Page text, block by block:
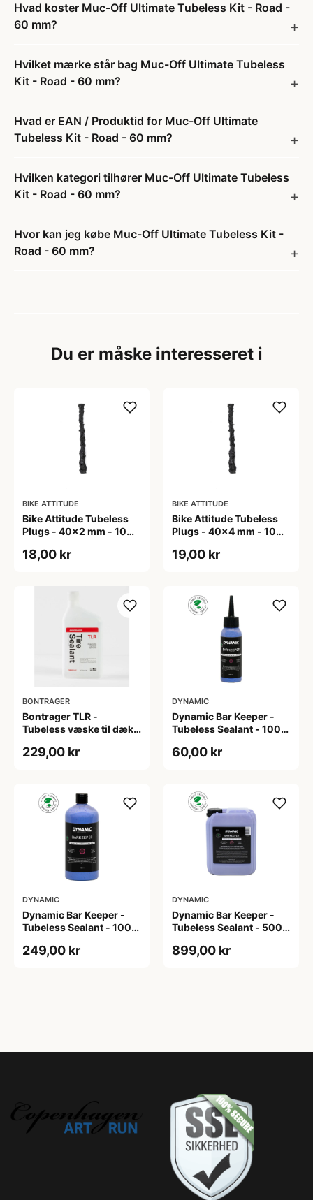
Hvad koster Muc-Off Ultimate Tubeless Kit - Road -
60 mm?
Hvilket mærke står bag Muc-Off Ultimate Tubeless
Kit - Road - 60 mm?
Hvad er EAN / Produktid for Muc-Off Ultimate
Tubeless Kit - Road - 60 mm?
Hvilken kategori tilhører Muc-Off Ultimate Tubeless
Kit - Road - 60 mm?
Hvor kan jeg købe Muc-Off Ultimate Tubeless Kit -
Road - 60 mm?
Du er måske interesseret i
BIKE ATTITUDE
Bike Attitude Tubeless
Plugs - 40x2 mm - 10
18,00 kr
BIKE ATTITUDE
Bike Attitude Tubeless
Plugs - 40x4 mm - 10
19,00 kr
BONTRAGER
Bontrager TLR -
Tubeless væske til dæk -
229,00 kr
DYNAMIC
Dynamic Bar Keeper -
Tubeless Sealant - 100
60,00 kr
DYNAMIC
Dynamic Bar Keeper -
Tubeless Sealant - 1000
249,00 kr
DYNAMIC
Dynamic Bar Keeper -
Tubeless Sealant - 5000
899,00 kr